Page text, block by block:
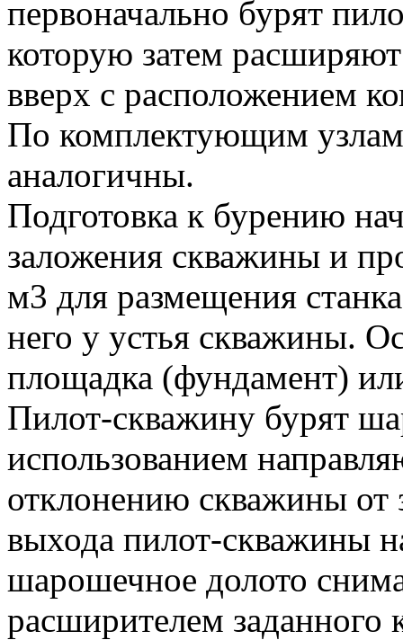
первоначально бурят
которую затем
вверх с расположением
По комплектующим
аналогичны.
Подготовка к бурению
заложения скважины и
м3 для размещения
него у устья скважины.
площадка (фундамент)
Пилот-скважину бурят
использованием
отклонению скважины от
выхода пилот-скважины
шарошечное долото
расширителем заданного